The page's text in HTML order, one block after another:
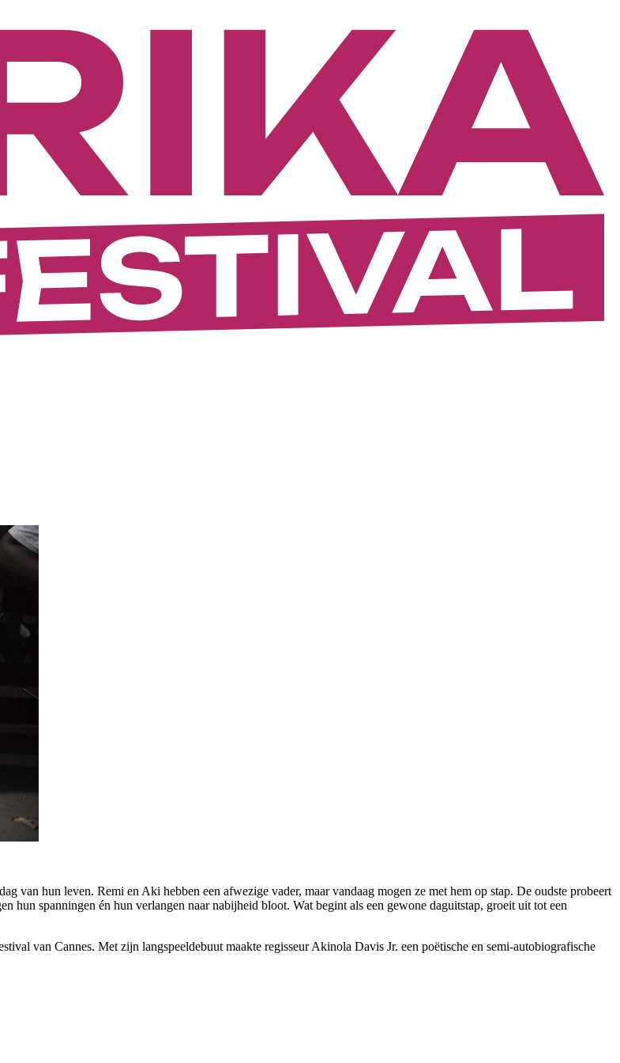
van hun leven. Remi en Aki hebben een afwezige vader, maar vandaag mogen ze met hem op stap. De oudste probeert
hun spanningen én hun verlangen naar nabijheid bloot. Wat begint als een gewone daguitstap, groeit uit tot een
van Cannes. Met zijn langspeeldebuut maakte regisseur Akinola Davis Jr. een poëtische en semi-autobiografische